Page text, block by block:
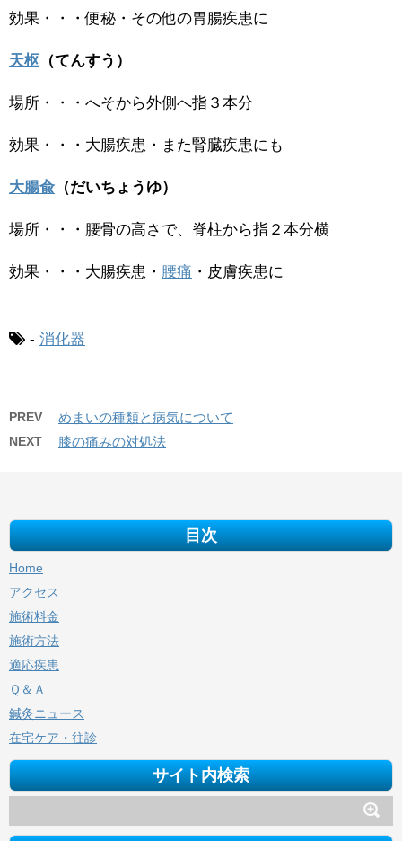
効果・・・便秘・その他の胃腸疾患に
天枢 （てんすう）
場所・・・へそから外側へ指３本分
効果・・・大腸疾患・また腎臓疾患にも
大腸兪 （だいちょうゆ）
場所・・・腰骨の高さで、脊柱から指２本分横
効果・・・大腸疾患・ 腰痛 ・皮膚疾患に
- 消化器
PREV めまいの種類と病気について
NEXT 膝の痛みの対処法
目次
Home
アクセス
施術料金
施術方法
適応疾患
Ｑ＆Ａ
鍼灸ニュース
在宅ケア・往診
サイト内検索